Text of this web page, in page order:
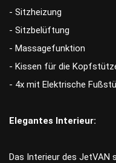
- Sitzheizung
- Sitzbelüftung
- Massagefunktion
- Kissen für die
- 4x mit Elektrische
Elegantes Interieur:
Das Interieur des JetVAN